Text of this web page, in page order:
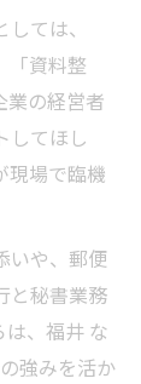
ては、
「資料整
業の経営者
してほし
現場で臨機
いや、郵便
と秘書業務
、福井 な
強みを活か